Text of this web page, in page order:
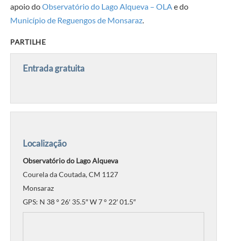
apoio doObservatório do Lago Alqueva – OLAe do
Município de Reguengos de Monsaraz.
PARTILHE
Entrada gratuita
Localização
Observatório do Lago Alqueva
Courela da Coutada, CM 1127
Monsaraz
GPS: N 38 ° 26′ 35.5″ W 7 ° 22′ 01.5″